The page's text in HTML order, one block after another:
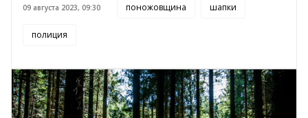
09 августа 2023, 09:30 поножовщина шапки
полиция